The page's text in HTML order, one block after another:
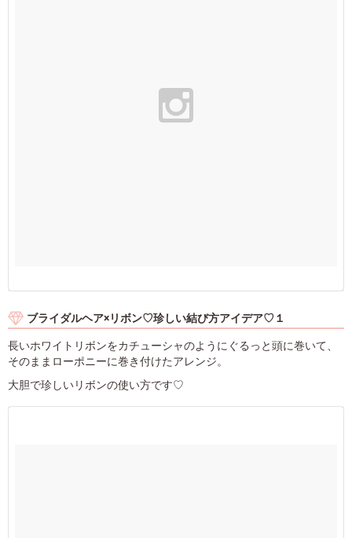
ブライダルヘア×リボン♡珍しい結び方アイデア♡１
長いホワイトリボンをカチューシャのようにぐるっと頭に巻いて、
そのままローポニーに巻き付けたアレンジ。
大胆で珍しいリボンの使い方です♡